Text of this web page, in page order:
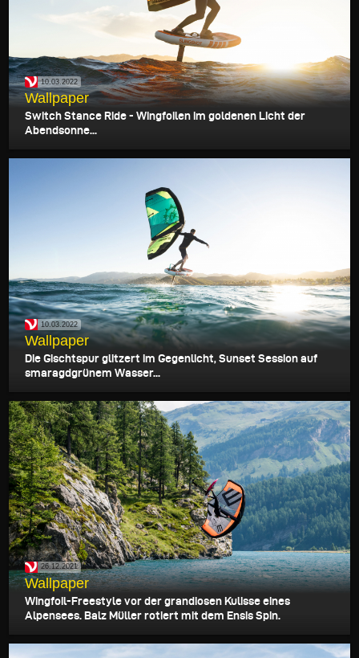
10.03.2022
Wallpaper
Switch Stance Ride - Wingfoilen im goldenen Licht der
Abendsonne...
10.03.2022
Wallpaper
Die Gischtspur glitzert im Gegenlicht, Sunset Session auf
smaragdgrünem Wasser...
26.12.2021
Wallpaper
Wingfoil-Freestyle vor der grandiosen Kulisse eines
Alpensees. Balz Müller rotiert mit dem Ensis Spin.